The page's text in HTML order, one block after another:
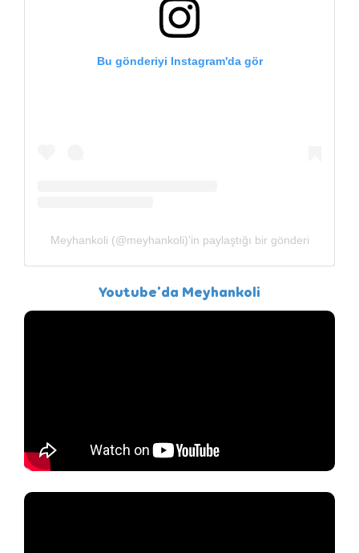
Bu gönderiyi Instagram'da gör
Meyhankoli (@meyhankoli)'in paylaştığı bir gönderi
Youtube'da Meyhankoli